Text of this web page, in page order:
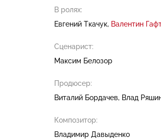
В ролях:
Евгений Ткачук Валентин
Сценарист:
Максим Белозор
Продюсер:
Виталий Бордачев
Влад
Композитор:
Владимир Давыденко